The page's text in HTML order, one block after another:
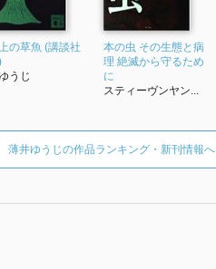
の草魚 (講談社
うじ
本の虫 その生態と病
理 絶滅から守るため
に
スティーヴンヤン...
薄井ゆうじの作品ランキング・新刊情報へ